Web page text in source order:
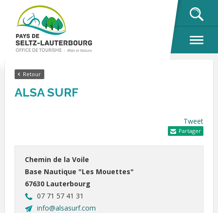
Retour
ALSA SURF
Tweet
Partager
Chemin de la Voile
Base Nautique "Les Mouettes"
67630 Lauterbourg
07 71 57 41 31
info@alsasurf.com